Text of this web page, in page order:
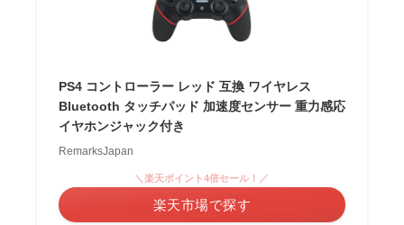
PS4 コントローラー レッド 互換 ワイヤレス
Bluetooth タッチパッド 加速度センサー 重力感応
イヤホンジャック付き
RemarksJapan
＼楽天ポイント4倍セール！／
楽天市場で探す